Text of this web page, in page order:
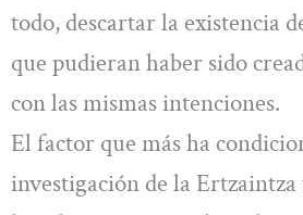
todo, descartar la existencia
que pudieran haber sido
con las mismas intenciones.
El factor que más ha
investigación de la Ertzaintza